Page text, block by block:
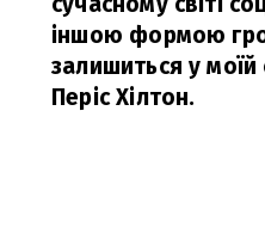
іншою формою
залишиться у моїй
Періс Хілтон.